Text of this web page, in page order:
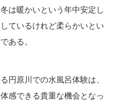
は暖かいという年中安定し
ているけれど柔らかいとい
ある。
円原川での水風呂体験は、
感できる貴重な機会となっ